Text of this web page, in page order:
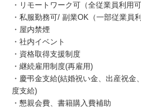
・リモートワーク可（全従業員利用可
・私服勤務可/ 副業OK（一部従業員
・屋内禁煙
・社内イベント
・資格取得支援制度
・継続雇用制度(再雇用)
・慶弔金支給(結婚祝い金、出産祝
度支給)
・懇親会費、書籍購入費補助